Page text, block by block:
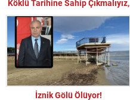
Köklü Tarihine Sahip Çıkmalıyız,
Devlette Tarihe Sahip Çıkmalı!”
İznik Gölü Ölüyor!